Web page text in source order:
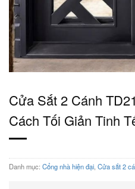
Cửa Sắt 2 Cánh
Cách Tối Giản Tinh
Danh mục: Cổng nhà hiện đại, Cửa sắt 2